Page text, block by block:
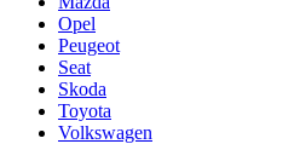
Opel
Peugeot
Seat
Skoda
Toyota
Volkswagen